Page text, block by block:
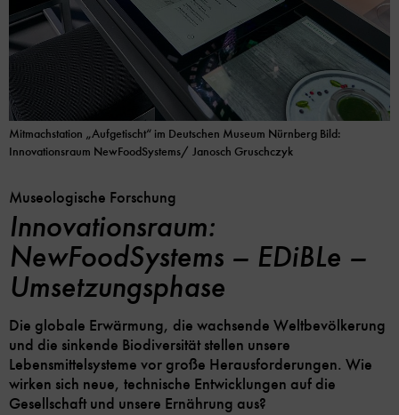
Mitmachstation „Aufgetischt“ im Deutschen Museum Nürnberg Bild:
Innovationsraum NewFoodSystems/ Janosch Gruschczyk
Museologische Forschung
Innovationsraum:
NewFoodSystems – EDiBLe –
Umsetzungsphase
Die globale Erwärmung, die wachsende Weltbevölkerung
und die sinkende Biodiversität stellen unsere
Lebensmittelsysteme vor große Herausforderungen. Wie
wirken sich neue, technische Entwicklungen auf die
Gesellschaft und unsere Ernährung aus?